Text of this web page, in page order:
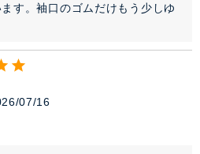
す。袖口のゴムだけもう少しゆ
07/16